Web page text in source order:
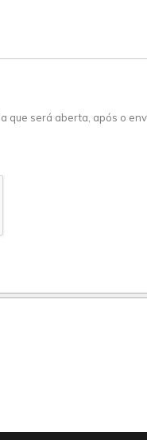
será aberta, após o